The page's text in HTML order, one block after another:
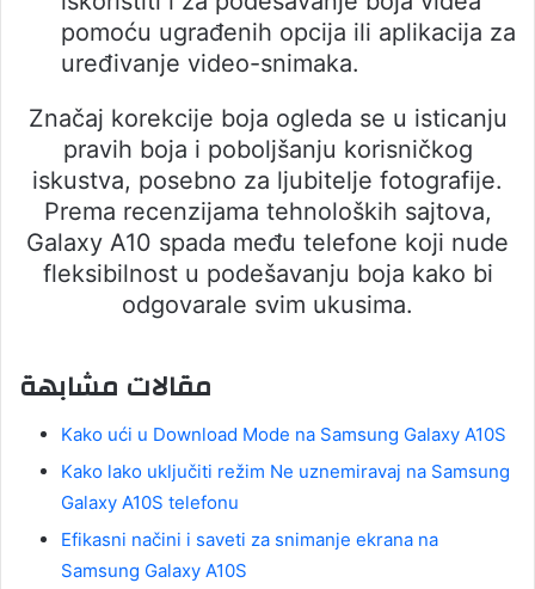
pomoću ugrađenih opcija ili aplikacija za
uređivanje video-snimaka.
Značaj korekcije boja ogleda se u isticanju
pravih boja i poboljšanju korisničkog
iskustva, posebno za ljubitelje fotografije.
Prema recenzijama tehnoloških sajtova,
Galaxy A10 spada među telefone koji nude
fleksibilnost u podešavanju boja kako bi
odgovarale svim ukusima.
مقالات مشابهة
Kako ući u Download Mode na Samsung Galaxy A10S
Kako lako uključiti režim Ne uznemiravaj na Samsung
Galaxy A10S telefonu
Efikasni načini i saveti za snimanje ekrana na
Samsung Galaxy A10S